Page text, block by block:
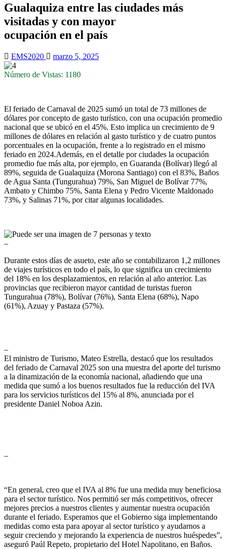
Gualaquiza entre las ciudades más
visitadas y con mayor
ocupación en el país
EMS2020 marzo 5, 2025
Número de Vistas: 1180
El feriado de Carnaval de 2025 sumó un total de 73 millones de
dólares por concepto de gasto turístico, con una ocupación promedio
nacional que se ubicó en el 45%. Esto implica un crecimiento de 9
millones de dólares en relación al gasto turístico y de cuatro puntos
porcentuales en la ocupación, frente a lo registrado en el mismo
feriado en 2024.Además, en el detalle por ciudades la ocupación
promedio fue más alta, por ejemplo, en Guaranda (Bolívar) llegó al
89%, seguida de Gualaquiza (Morona Santiago) con el 83%, Baños
de Agua Santa (Tungurahua) 79%, San Miguel de Bolívar 77%,
Ambato y Chimbo 75%, Santa Elena y Pedro Vicente Maldonado
73%, y Salinas 71%, por citar algunas localidades.
–
Durante estos días de asueto, este año se contabilizaron 1,2 millones
de viajes turísticos en todo el país, lo que significa un crecimiento
del 18% en los desplazamientos, en relación al año anterior. Las
provincias que recibieron mayor cantidad de turistas fueron
Tungurahua (78%), Bolívar (76%), Santa Elena (68%), Napo
(61%), Azuay y Pastaza (57%).
–
El ministro de Turismo, Mateo Estrella, destacó que los resultados
del feriado de Carnaval 2025 son una muestra del aporte del turismo
a la dinamización de la economía nacional, añadiendo que una
medida que sumó a los buenos resultados fue la reducción del IVA
para los servicios turísticos del 15% al 8%, anunciada por el
presidente Daniel Noboa Azin.
–
“En general, creo que el IVA al 8% fue una medida muy beneficiosa
para el sector turístico. Nos permitió ser más competitivos, ofrecer
mejores precios a nuestros clientes y aumentar nuestra ocupación
durante el feriado. Esperamos que el Gobierno siga implementando
medidas como esta para apoyar al sector turístico y ayudarnos a
seguir creciendo y mejorando la experiencia de nuestros huéspedes”,
aseguró Paúl Repeto, propietario del Hotel Napolitano, en Baños.